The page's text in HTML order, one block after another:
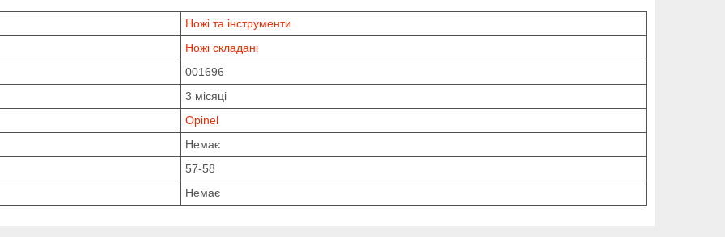
Ножі та інструменти
Ножі складані
001696
3 місяці
Opinel
Немає
57-58
Немає